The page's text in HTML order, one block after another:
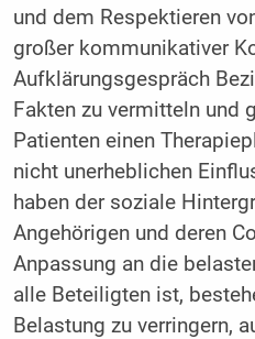
und dem Respektieren
großer kommunikativer
Aufklärungsgespräch
Fakten zu vermitteln und
Patienten einen
nicht unerheblichen
haben der soziale
Angehörigen und deren
Anpassung an die
alle Beteiligten ist,
Belastung zu verringern,